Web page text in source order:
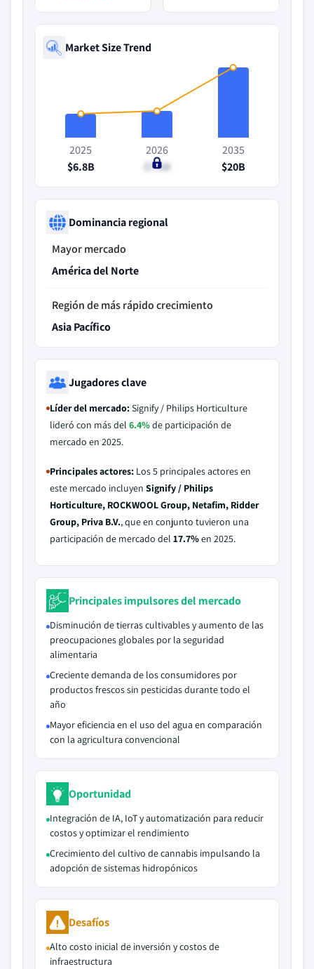
Market Size Trend
2025
$6.8B
2026
$7.6B
2035
$20B
Dominancia regional
Mayor mercado
América del Norte
Región de más rápido crecimiento
Asia Pacífico
Jugadores clave
Líder del mercado:Signify / Philips Horticulture
lideró con más del 6.4%de participación de
mercado en 2025.
Principales actores: Los 5 principales actores en
este mercado incluyen Signify / Philips
Horticulture, ROCKWOOL Group, Netafim, Ridder
Group, Priva B.V., que en conjunto tuvieron una
participación de mercado del 17.7%en 2025.
Principales impulsores del mercado
Disminución de tierras cultivables y aumento de las
preocupaciones globales por la seguridad
alimentaria
Creciente demanda de los consumidores por
productos frescos sin pesticidas durante todo el
año
Mayor eficiencia en el uso del agua en comparación
con la agricultura convencional
Oportunidad
Integración de IA, IoT y automatización para reducir
costos y optimizar el rendimiento
Crecimiento del cultivo de cannabis impulsando la
adopción de sistemas hidropónicos
Desafíos
Alto costo inicial de inversión y costos de
infraestructura